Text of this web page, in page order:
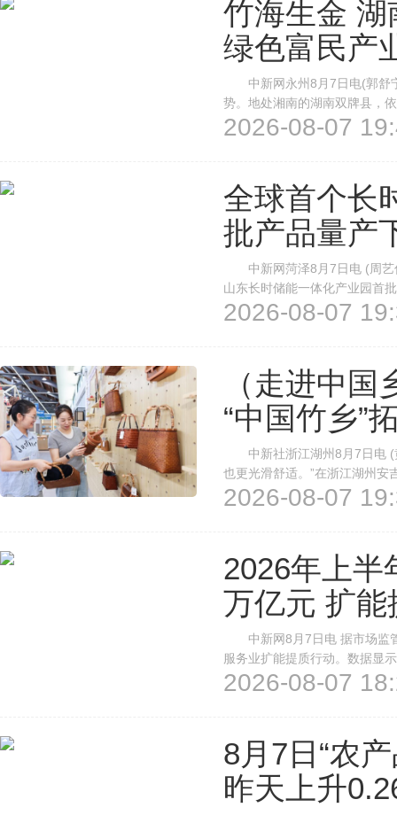
竹海生金 湖
绿色富民产
中新网永州8月7日电(郭舒宁
势。地处湘南的湖南双牌县，
条生态优先、科技赋能、市
2026-08-07
全球首个长
批产品量产
中新网菏泽8月7日电 (周艺
山东长时储能一体化产业园首
化产业园，总投资超130亿元
2026-08-07
（走进中
“中国竹乡”
中新社浙江湖州8月7日电 (
也更光滑舒适。”在浙江湖州安
该产品近来在东南亚市场热
2026-08-07
2026年上半
万亿元 扩
中新网8月7日电 据市场监管
服务业扩能提质行动。数据显
10373.8亿元，同比增长
2026-08-07
8月7日“农
昨天上升